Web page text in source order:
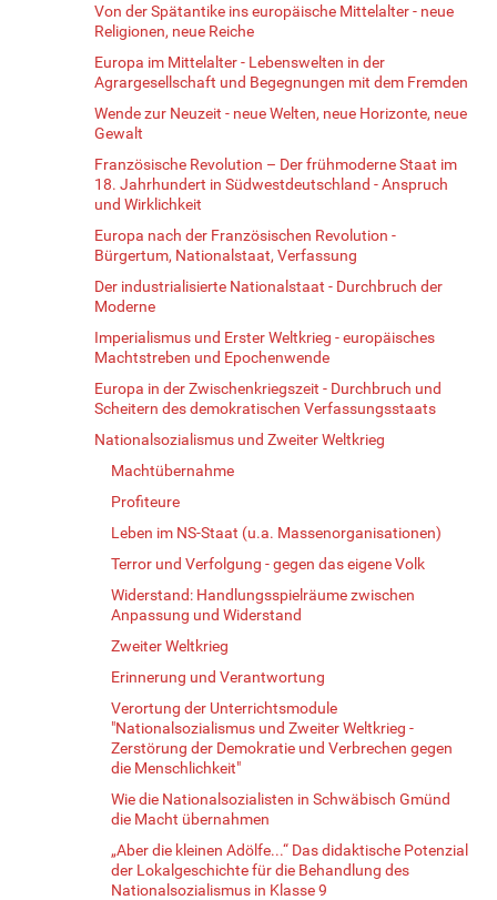
Von der Spätantike ins europäische Mittelalter - neue
Religionen, neue Reiche
Europa im Mittelalter - Lebenswelten in der
Agrargesellschaft und Begegnungen mit dem Fremden
Wende zur Neuzeit - neue Welten, neue Horizonte, neue
Gewalt
Französische Revolution – Der frühmoderne Staat im
18. Jahrhundert in Südwestdeutschland - Anspruch
und Wirklichkeit
Europa nach der Französischen Revolution -
Bürgertum, Nationalstaat, Verfassung
Der industrialisierte Nationalstaat - Durchbruch der
Moderne
Imperialismus und Erster Weltkrieg - europäisches
Machtstreben und Epochenwende
Europa in der Zwischenkriegszeit - Durchbruch und
Scheitern des demokratischen Verfassungsstaats
Nationalsozialismus und Zweiter Weltkrieg
Machtübernahme
Profiteure
Leben im NS-Staat (u.a. Massenorganisationen)
Terror und Verfolgung - gegen das eigene Volk
Widerstand: Handlungsspielräume zwischen
Anpassung und Widerstand
Zweiter Weltkrieg
Erinnerung und Verantwortung
Verortung der Unterrichtsmodule
"Nationalsozialismus und Zweiter Weltkrieg -
Zerstörung der Demokratie und Verbrechen gegen
die Menschlichkeit"
Wie die Nationalsozialisten in Schwäbisch Gmünd
die Macht übernahmen
„Aber die kleinen Adölfe...“ Das didaktische Potenzial
der Lokalgeschichte für die Behandlung des
Nationalsozialismus in Klasse 9